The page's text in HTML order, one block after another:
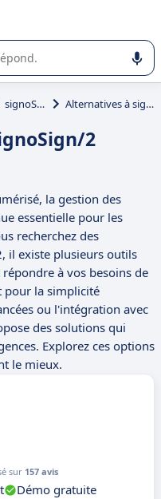
ou la sélection de
signoSign/2 Alternatives à signoSign/2
2
la gestion des
essentielle pour les
recherchez des
il existe plusieurs outils
à vos besoins de
pour la simplicité
ou l'intégration avec
des solutions qui
Explorez ces options
le mieux.
sur 157 avis
Démo gratuite